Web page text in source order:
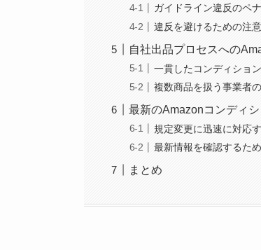
ガイドライン違反のペ
違反を避けるための注
自社出品プロセスへの
一貫したコンディショ
複数商品を扱う事業者
最新のAmazonコンディ
規定変更に迅速に対応
最新情報を確認するた
まとめ